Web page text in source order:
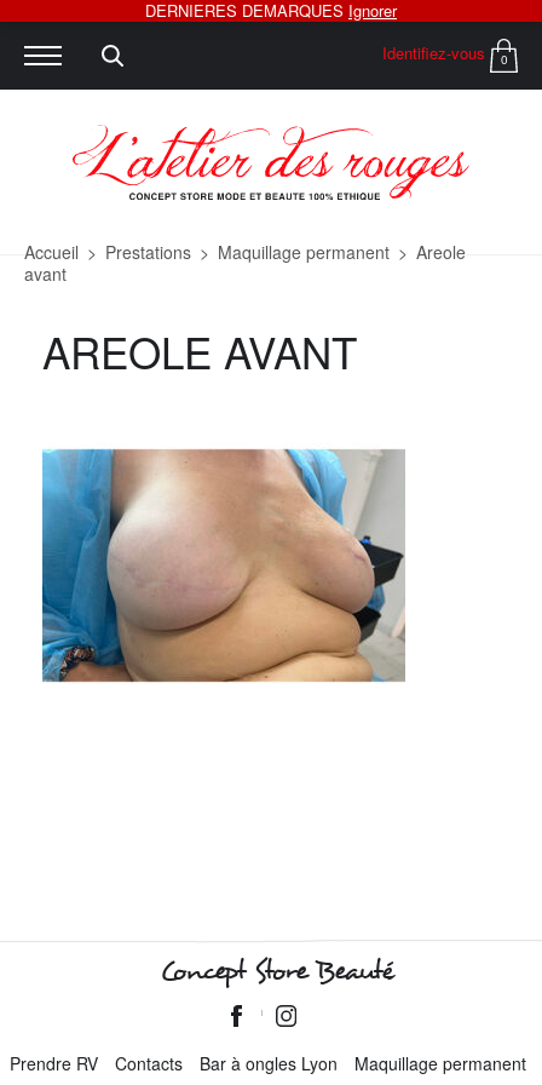
Identifiez-vous 0
Accueil > Prestations > Maquillage permanent > Areole
avant
AREOLE AVANT
Concept Store Beauté
Prendre RV Contacts Bar à ongles Lyon Maquillage permanent
DERNIERES DEMARQUES Ignorer